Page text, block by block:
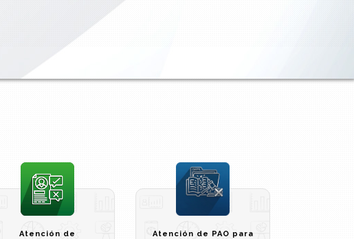
Atención de
Atención de PAO para